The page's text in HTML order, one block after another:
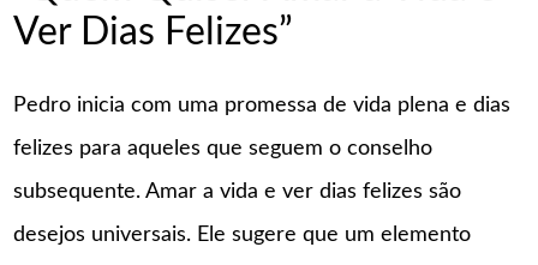
Ver Dias Felizes”
Pedro inicia com uma promessa de vida plena e dias
felizes para aqueles que seguem o conselho
subsequente. Amar a vida e ver dias felizes são
desejos universais. Ele sugere que um elemento